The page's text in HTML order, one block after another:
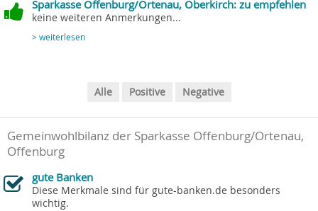
Sparkasse Offenburg/Ortenau, Oberkirch: zu empfehlen
keine weiteren Anmerkungen...
> weiterlesen
Alle Positive Negative
Gemeinwohlbilanz der Sparkasse Offenburg/Ortenau,
Offenburg
gute Banken
Diese Merkmale sind für gute-banken.de besonders
wichtig.